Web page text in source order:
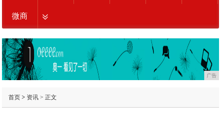
微商
广告
首页> 资讯> 正文